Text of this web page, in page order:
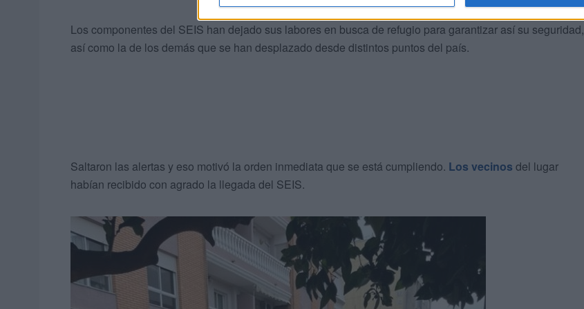
Los componentes del SEIS han dejado sus labores en busca de refugio para garantizar así su seguridad,
así como la de los demás que se han desplazado desde distintos puntos del país.
Saltaron las alertas y eso motivó la orden inmediata que se está cumpliendo. Los vecinos del lugar
habían recibido con agrado la llegada del SEIS.